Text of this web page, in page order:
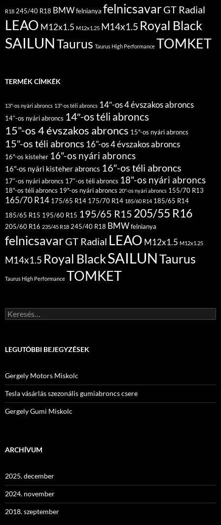
R18 245/40 R18 BMWfelnianya felnicsavarGT Radial
LEAO M12x1.5 M12x1.25 M14x1.5 Royal Black
SAILUNTaurus Taurus High Performance TOMKET
TERMÉK CÍMKÉK
13"-os nyári abroncs 13"-os téli abroncs 14″-os 4 évszakos abroncs
14″-os nyári abroncs 14″-os téli abroncs
15"-os 4 évszakos abroncs 15"-os nyári abroncs
15"-os téli abroncs 16"-os 4 évszakos abroncs
16"-os kisteher 16"-os nyári abroncs
16"-os nyári kisteher abroncs 16″-os téli abroncs
17″-os nyári abroncs 17″-os téli abroncs 18"-os nyári abroncs
18"-os téli abroncs 19"-os nyári abroncs 20"-os nyári abroncs 155/70 R13
165/70 R14 175/65 R14 175/70 R14 185/60 R14 185/65 R14
185/65 R15 195/60 R15 195/65 R15 205/55 R16
205/60 R16 235/45 R18 245/40 R18 BMWfelnianya
felnicsavarGT Radial LEAO M12x1.5 M12x1.25
M14x1.5 Royal BlackSAILUNTaurus
Taurus High Performance TOMKET
Keresés:
LEGUTÓBBI BEJEGYZÉSEK
Gergely Motors Miskolc
Tesla vásárlás szezonális gumiabroncs csere
Gergely Gumi Miskolc
ARCHÍVUM
2025. december
2024. november
2018. szeptember